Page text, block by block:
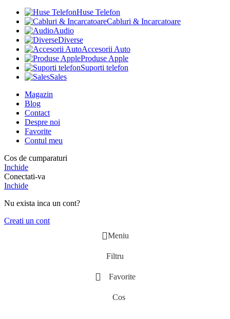
Huse Telefon
Cabluri & Incarcatoare
Audio
Diverse
Accesorii Auto
Produse Apple
Suporti telefon
Sales
Magazin
Blog
Contact
Despre noi
Favorite
Contul meu
Cos de cumparaturi
Inchide
Conectati-va
Inchide
Nu exista inca un cont?
Creati un cont
Meniu
Filtru
Favorite
Cos